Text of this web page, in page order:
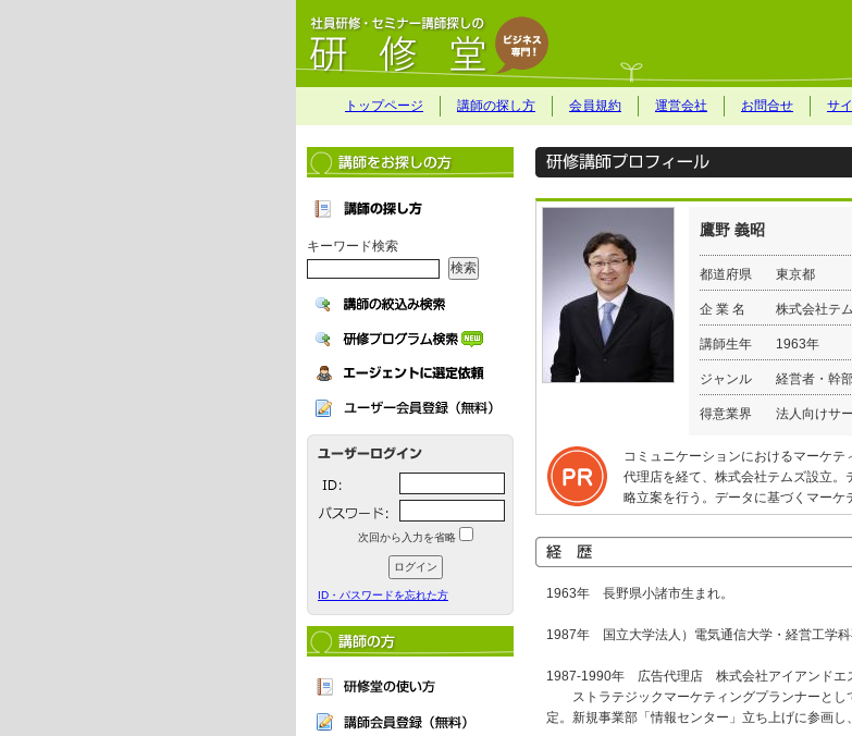
トップページ 講師の探し方 会員規約 運営会社 お問合せ サ
キーワード検索
次回から入力を省略
ID・パスワードを忘れた方
鷹野 義昭
都道府県 東京都
企 業 名 株式会社テ
講師生年 1963年
ジャンル 経営者・幹
得意業界 法人向けサ
コミュニケーションにおけるマーケ
代理店を経て、株式会社テムズ設立
略立案を行う。データに基づくマーケ
1963年 長野県小諸市生まれ。
1987年 国立大学法人）電気通信大学・経営工学科
1987-1990年 広告代理店 株式会社アイアンドエ
ストラテジックマーケティングプランナーとし
定。新規事業部「情報センター」立ち上げに参画し